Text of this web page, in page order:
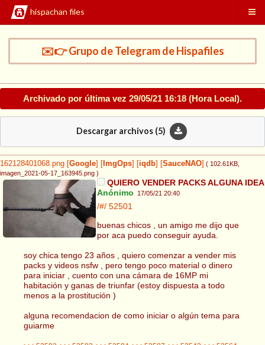
hispachan files
✉️👉 Grupo de Telegram de Hispafiles
Archivado por última vez 29/05/21 16:18 (Hora Local).
Descargar archivos (5)
162128401068.png Google ImgOps iqdb SauceNAO ( 102.61KB
imagen_2021-05-17_163945.png )
QUIERO VENDER PACKS ALGUNA IDEA
Anónimo
17/05/21 20:40
/#/ 52501
buenas chicos , un amigo me dijo que
por aca puedo conseguir ayuda.
soy chica tengo 23 años , quiero comenzar a vender mis
packs y videos nsfw , pero tengo poco material o dinero
para iniciar , cuento con una cámara de 16MP mi
habitación y ganas de triunfar (estoy dispuesta a todo
menos a la prostitución )
alguna recomendacion de como iniciar o algún tema para
guiarme